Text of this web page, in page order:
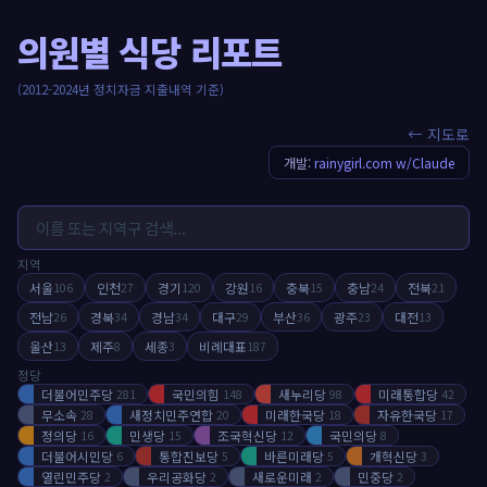
의원별 식당 리포트
(2012-2024년 정치자금 지출내역 기준)
← 지도로
개발:rainygirl.com w/Claude
지역
서울106 인천27 경기 120 강원16 충북15 충남24 전북21
전남26 경북34 경남34 대구29 부산36 광주23 대전13
울산13 제주8 세종3 비례대표187
정당
더불어민주당 281 국민의힘 148 새누리당 98 미래통합당 42
무소속 28 새정치민주연합 20 미래한국당 18 자유한국당 17
정의당 16 민생당 15 조국혁신당 12 국민의당 8
더불어시민당 6 통합진보당 5 바른미래당 5 개혁신당 3
열린민주당 2 우리공화당 2 새로운미래 2 민중당 2